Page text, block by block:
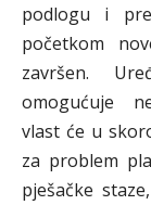
podlogu i
početkom
završen.
omogućuje
vlast će u
za problem
pješačke